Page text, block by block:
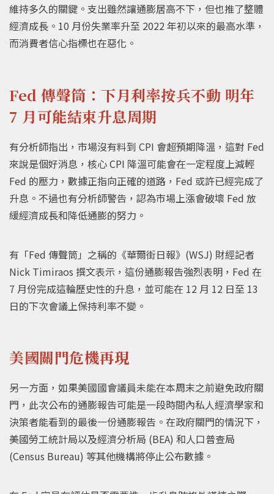
維持多久的關鍵。支出雖然讓通膨居高不下，但也推了整體
經濟成長。10 月份失業率升至 2022 年初以來的最高水準，
而消費者信心指標也在惡化。
Fed 傳聲筒：下月利率按兵不動 明年
7 月可能結束升息周期
有分析師指出，市場沒有料到 CPI 會超預期降溫，這對 Fed
來說是個好消息，核心 CPI 降溫可能會在一定程度上減輕
Fed 的壓力，數據正指向正確的道路，Fed 或許已經完成了
升息。不過也有分析師警告，認為市場上漲會破壞 Fed 放
緩經濟成長和降低通膨的努力。
有「Fed 傳聲筒」之稱的《華爾街日報》(WSJ) 財經記者
Nick Timiraos 撰文表示，這份通膨報告強烈表明，Fed 在
7 月份完成這輪歷史性的升息，並可能在 12 月 12 日至 13
日的下次會議上保持利率不變。
美國關門危機再現
另一方面，如果美國國會議員未能在本周末之前避免政府關
門，此次公布的通膨報告可能是一段時間內私人經濟學家和
決策者能看到的最後一份通膨報告。在政府關門的情況下，
美國勞工統計局以及經濟分析局 (BEA) 和人口普查局
(Census Bureau) 等其他機構將停止公布數據。